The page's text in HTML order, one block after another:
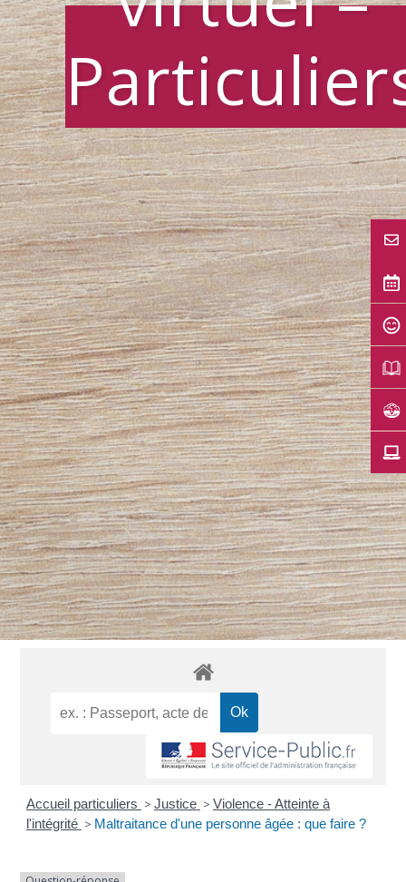
Accueil particuliers > Justice > Violence - Atteinte à
l'intégrité > Maltraitance d'une personne âgée : que faire ?